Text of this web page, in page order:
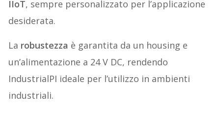
IIoT, sempre personalizzato per l’applicazione
desiderata.
La robustezza è garantita da un housing e
un’alimentazione a 24 V DC, rendendo
IndustrialPI ideale per l’utilizzo in ambienti
industriali.